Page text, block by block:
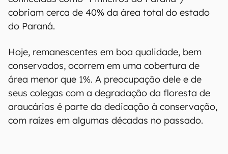
cobriam cerca de 40% da área total do estado
do Paraná.
Hoje, remanescentes em boa qualidade, bem
conservados, ocorrem em uma cobertura de
área menor que 1%. A preocupação dele e de
seus colegas com a degradação da floresta de
araucárias é parte da dedicação à conservação,
com raízes em algumas décadas no passado.